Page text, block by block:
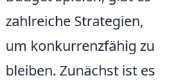
zahlreiche Strategien,
um konkurrenzfähig zu
bleiben. Zunächst ist es